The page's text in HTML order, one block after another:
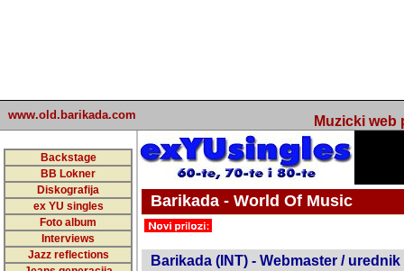
www.old.barikada.com Muzicki web
Backstage
BB Lokner
Diskografija
ex YU singles
Foto album
Interviews
Jazz reflections
Barikada - World Of Music
Barikada (INT) - Webmaster / urednik